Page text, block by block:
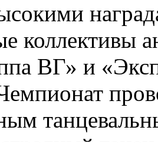
коллективы
ВГ» и